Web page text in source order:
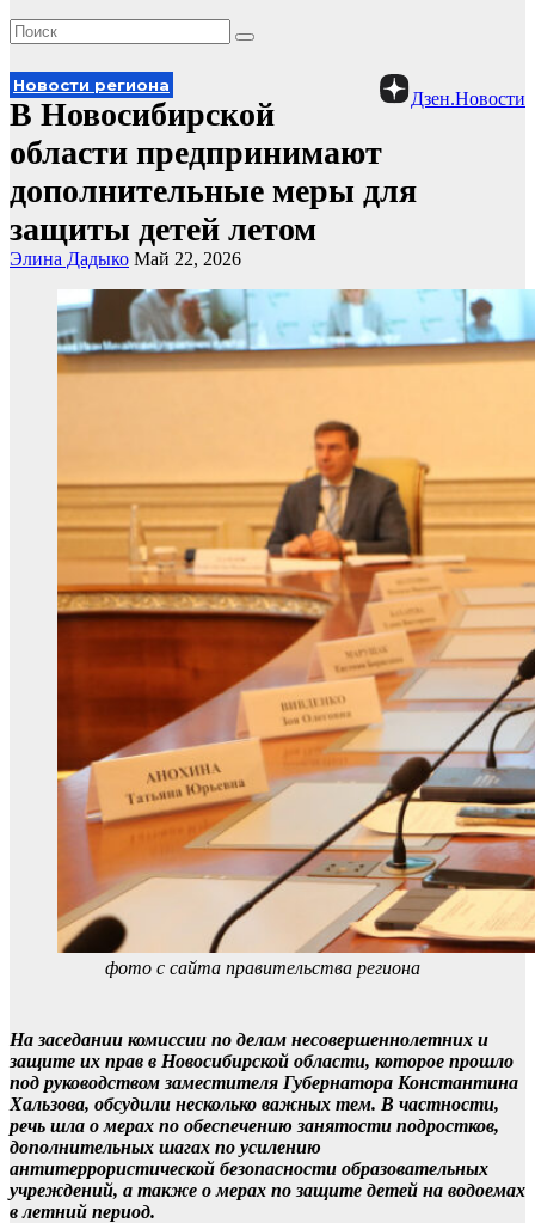
Дзен.Новости
Новости региона
В Новосибирской
области предпринимают
дополнительные меры для
защиты детей летом
Элина Дадыко Май 22, 2026
фото с сайта правительства региона
На заседании комиссии по делам несовершеннолетних и
защите их прав в Новосибирской области, которое прошло
под руководством заместителя Губернатора Константина
Хальзова, обсудили несколько важных тем. В частности,
речь шла о мерах по обеспечению занятости подростков,
дополнительных шагах по усилению
антитеррористической безопасности образовательных
учреждений, а также о мерах по защите детей на водоемах
в летний период.